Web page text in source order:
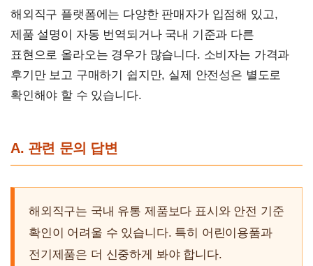
해외직구 플랫폼에는 다양한 판매자가 입점해 있고,
제품 설명이 자동 번역되거나 국내 기준과 다른
표현으로 올라오는 경우가 많습니다. 소비자는 가격과
후기만 보고 구매하기 쉽지만, 실제 안전성은 별도로
확인해야 할 수 있습니다.
A. 관련 문의 답변
해외직구는 국내 유통 제품보다 표시와 안전 기준
확인이 어려울 수 있습니다. 특히 어린이용품과
전기제품은 더 신중하게 봐야 합니다.